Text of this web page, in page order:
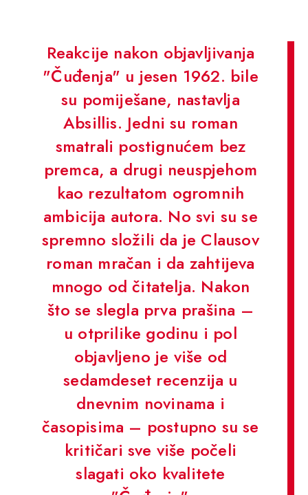
Reakcije nakon objavljivanja
"Čuđenja" u jesen 1962. bile
su pomiješane, nastavlja
Absillis. Jedni su roman
smatrali postignućem bez
premca, a drugi neuspjehom
kao rezultatom ogromnih
ambicija autora. No svi su se
spremno složili da je Clausov
roman mračan i da zahtijeva
mnogo od čitatelja. Nakon
što se slegla prva prašina –
u otprilike godinu i pol
objavljeno je više od
sedamdeset recenzija u
dnevnim novinama i
časopisima – postupno su se
kritičari sve više počeli
slagati oko kvalitete